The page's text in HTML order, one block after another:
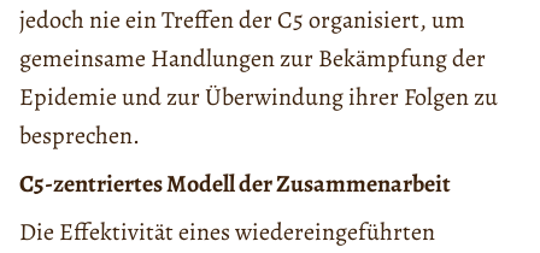
jedoch nie ein Treffen der C5 organisiert, um
gemeinsame Handlungen zur Bekämpfung der
Epidemie und zur Überwindung ihrer Folgen zu
besprechen.
C5-zentriertes Modell der Zusammenarbeit
Die Effektivität eines wiedereingeführten